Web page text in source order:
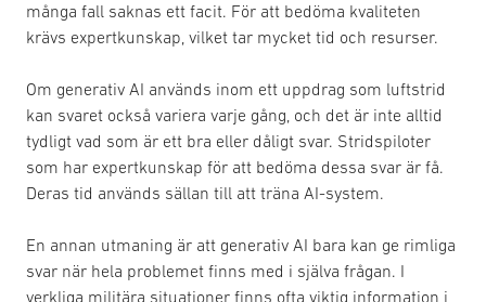
många fall saknas ett facit. För att bedöma kvaliteten
krävs expertkunskap, vilket tar mycket tid och resurser.
Om generativ AI används inom ett uppdrag som luftstrid
kan svaret också variera varje gång, och det är inte alltid
tydligt vad som är ett bra eller dåligt svar. Stridspiloter
som har expertkunskap för att bedöma dessa svar är få.
Deras tid används sällan till att träna AI-system.
En annan utmaning är att generativ AI bara kan ge rimliga
svar när hela problemet finns med i själva frågan. I
verkliga militära situationer finns ofta viktig information i